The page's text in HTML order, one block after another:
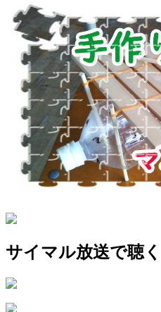
サイマル放送で聴く